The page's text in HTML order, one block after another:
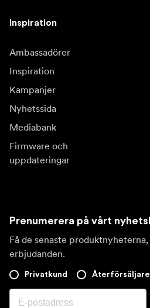
Inspiration
Ambassadörer
Inspiration
Kampanjer
Nyhetssida
Mediabank
Firmware och
uppdateringar
Prenumerera på vårt
Få de senaste
erbjudanden.
Privatkund Återförsäljare